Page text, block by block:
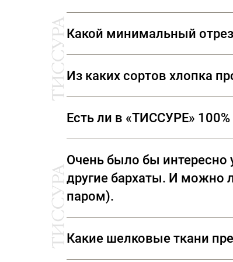
Какой минимальный
Из каких сортов хлопка
Есть ли в «ТИССУРЕ»
(Италия) Luigi Colombo (Италия)
Очень было бы интересно
другие бархаты. И можно
паром).
вывернуть вещь наизнанку, сложив
Какие шелковые ткани